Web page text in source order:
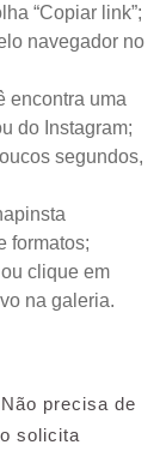
“Copiar link”;
navegador no
encontra uma
do Instagram;
segundos,
formatos;
clique em
na galeria.
precisa de
solicita